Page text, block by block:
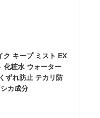
ク キープ ミスト EX
化粧水 ウォーター
ずれ防止 テカリ防
カ成分